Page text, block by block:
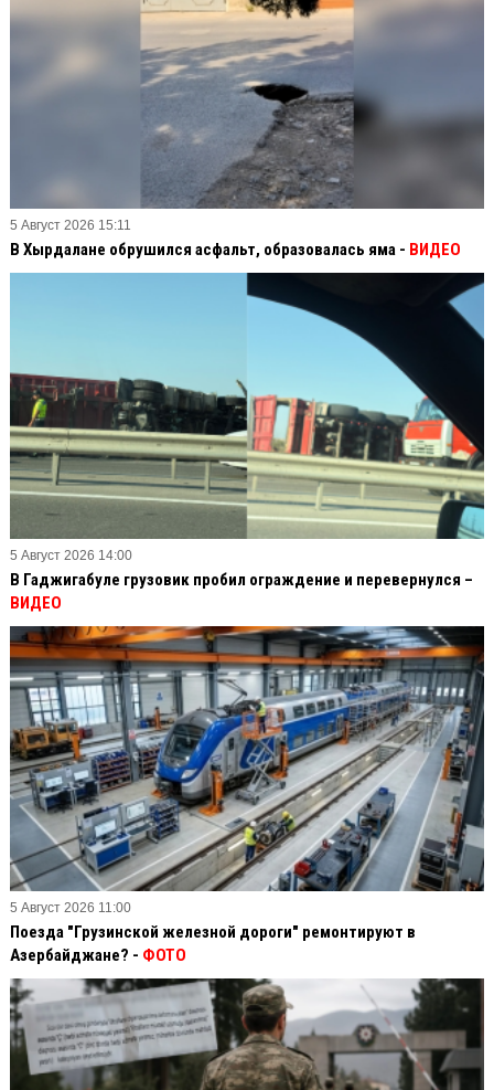
5 Август 2026 15:11
В Хырдалане обрушился асфальт, образовалась яма - ВИДЕО
5 Август 2026 14:00
В Гаджигабуле грузовик пробил ограждение и перевернулся –
ВИДЕО
5 Август 2026 11:00
Поезда "Грузинской железной дороги" ремонтируют в
Азербайджане? - ФОТО